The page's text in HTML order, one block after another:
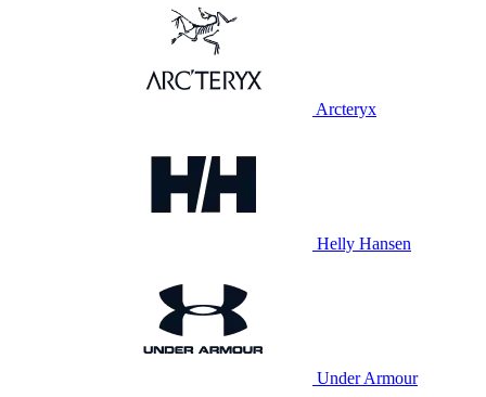
Arcteryx
Helly Hansen
Under Armour